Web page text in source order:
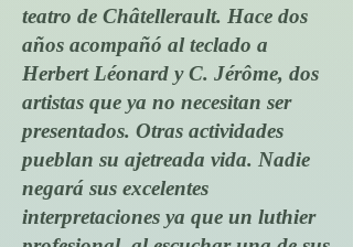
teatro de Châtellerault. Hace dos
años acompañó al teclado a
Herbert Léonard y C. Jérôme, dos
artistas que ya no necesitan ser
presentados. Otras actividades
pueblan su ajetreada vida. Nadie
negará sus excelentes
interpretaciones ya que un luthier